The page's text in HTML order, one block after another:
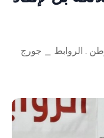
. الروابط _ جورج